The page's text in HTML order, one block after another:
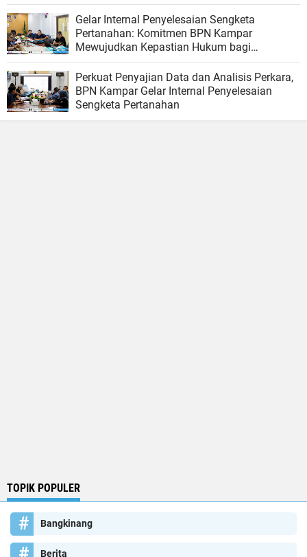
Gelar Internal Penyelesaian Sengketa
Pertanahan: Komitmen BPN Kampar
Mewujudkan Kepastian Hukum bagi
Masyarakat
Perkuat Penyajian Data dan Analisis Perkara,
BPN Kampar Gelar Internal Penyelesaian
Sengketa Pertanahan
TOPIK POPULER
Bangkinang
Berita